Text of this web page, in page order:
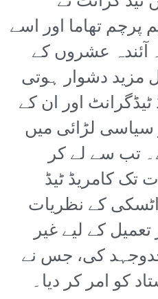
پرچم تھاما اور اسے
آئندہ عشروں کے
مزید دشوار ہوتی
اور ان کے
سیاسی لڑائی میں
تب سے لے کر
تک کامریڈ ٹیڈ
کے نظریات
کے لیے غیر
کی، جس نے
کو امر کر دیا۔